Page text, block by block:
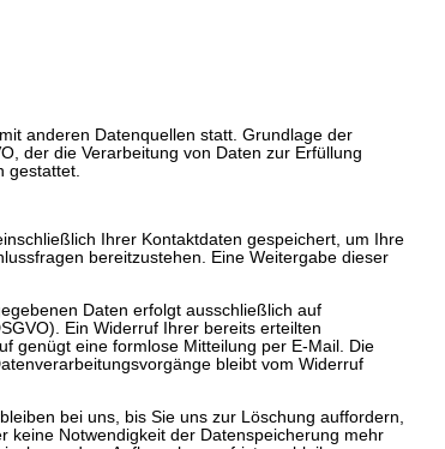
anderen Datenquellen statt. Grundlage der
der die Verarbeitung von Daten zur Erfüllung
gestattet.
Ihrer Kontaktdaten gespeichert, um Ihre
bereitzustehen. Eine Weitergabe dieser
Daten erfolgt ausschließlich auf
Ein Widerruf Ihrer bereits erteilten
genügt eine formlose Mitteilung per E-Mail. Die
bleibt vom Widerruf
bei uns, bis Sie uns zur Löschung auffordern,
keine Notwendigkeit der Datenspeicherung mehr